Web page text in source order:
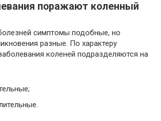
поражают коленный
симптомы подобные, но
разные. По характеру
коленей подразделяются на